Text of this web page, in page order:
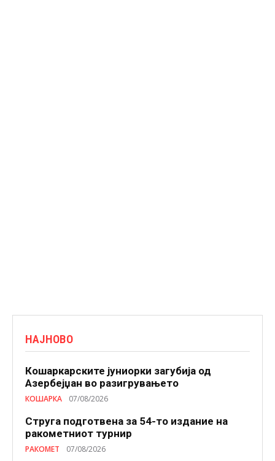
НАЈНОВО
Кошаркарските јуниорки загубија од
Азербејџан во разигрувањето
КОШАРКА 07/08/2026
Струга подготвена за 54-то издание на
ракометниот турнир
РАКОМЕТ 07/08/2026